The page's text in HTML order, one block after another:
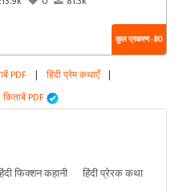
कुल प्रकरण : 80
PDF | हिंदी प्रेम कथाएँ |
PDF
फिक्शन कहानी
हिंदी प्रेरक कथा